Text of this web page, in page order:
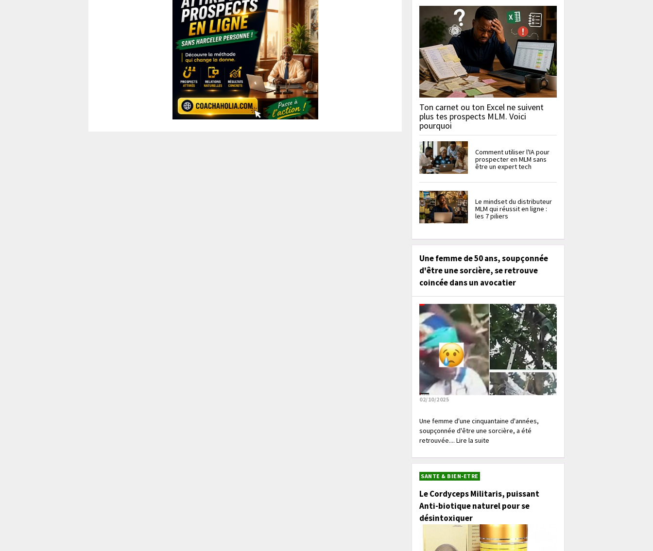
Ton carnet ou ton Excel ne suivent
plus tes prospects MLM. Voici
pourquoi
Comment utiliser l'IA pour
prospecter en MLM sans
être un expert tech
Le mindset du distributeur
MLM qui réussit en ligne :
les 7 piliers
Une femme de 50 ans, soupçonnée
d'être une sorcière, se retrouve
coincée dans un avocatier
02/10/2025
Une femme d'une cinquantaine d'années,
soupçonnée d'être une sorcière, a été
retrouvée.... Lire la suite
SANTE & BIEN-ETRE
Le Cordyceps Militaris, puissant
Anti-biotique naturel pour se
désintoxiquer